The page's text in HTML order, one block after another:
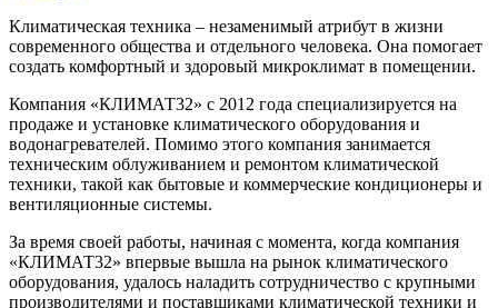
Климатическая техника – незаменимый атрибут в жизни
современного общества и отдельного человека. Она помогает
создать комфортный и здоровый микроклимат в помещении.
Компания «КЛИМАТ32» с 2012 года специализируется на
продаже и установке климатического оборудования и
водонагревателей. Помимо этого компания занимается
техническим облуживанием и ремонтом климатической
техники, такой как бытовые и коммерческие кондиционеры и
вентиляционные системы.
За время своей работы, начиная с момента, когда компания
«КЛИМАТ32» впервые вышла на рынок климатического
оборудования, удалось наладить сотрудничество с крупными
производителями и поставщиками климатической техники и